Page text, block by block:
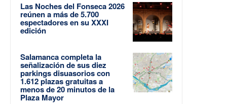
Las Noches del Fonseca 2026
reúnen a más de 5.700
espectadores en su XXXI
edición
Salamanca completa la
señalización de sus diez
parkings disuasorios con
1.612 plazas gratuitas a
menos de 20 minutos de la
Plaza Mayor